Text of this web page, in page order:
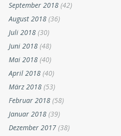
September 2018 (42)
August 2018 (36)
Juli 2018 (30)
Juni 2018 (48)
Mai 2018 (40)
April 2018 (40)
März 2018 (53)
Februar 2018 (58)
Januar 2018 (39)
Dezember 2017 (38)